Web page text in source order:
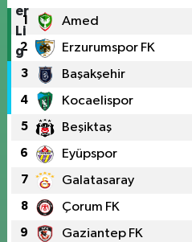
1 Amed
2 Erzurumspor FK
3 Başakşehir
4 Kocaelispor
5 Beşiktaş
6 Eyüpspor
7 Galatasaray
8 Çorum FK
9 Gaziantep FK